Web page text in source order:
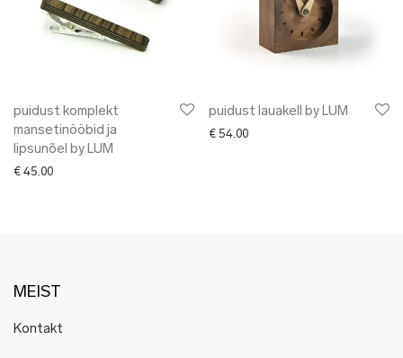
puidust komplekt
mansetinööbid ja
lipsunõel by LUM
€ 45.00
puidust lauakell by LUM
€ 54.00
MEIST
Kontakt